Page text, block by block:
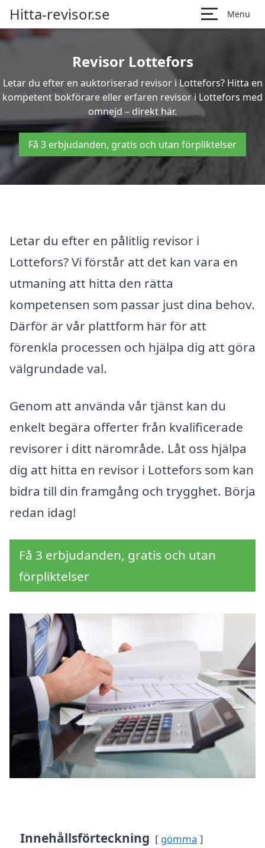
Hitta-revisor.se Menu
Revisor Lottefors
Letar du efter en auktoriserad revisor i Lottefors? Hitta en
kompetent bokförare eller erfaren revisor i Lottefors med
omnejd – direkt här.
Få 3 erbjudanden, gratis och utan förpliktelser
Letar du efter en pålitlig revisor i
Lottefors? Vi förstår att det kan vara en
utmaning att hitta den rätta
kompetensen som passar just dina behov.
Därför är vår plattform här för att
förenkla processen och hjälpa dig att göra
välgrundade val.
Genom att använda vår tjänst kan du
enkelt begära offerter från kvalificerade
revisorer i ditt närområde. Låt oss hjälpa
dig att hitta en revisor i Lottefors som kan
bidra till din framgång och trygghet. Börja
redan idag!
Få 3 erbjudanden, gratis och utan
förpliktelser
Innehållsförteckning gömma